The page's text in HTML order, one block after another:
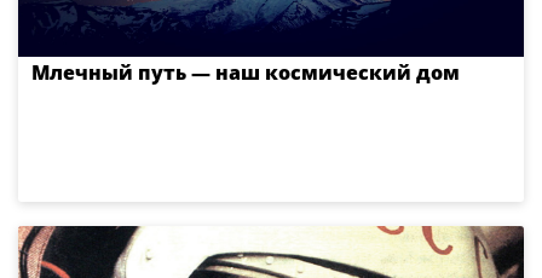
Млечный путь — наш космический дом